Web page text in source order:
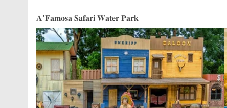
𝐀'𝐅𝐚𝐦𝐨𝐬𝐚 𝐒𝐚𝐟𝐚𝐫𝐢 𝐖𝐚𝐭𝐞𝐫 𝐏𝐚𝐫𝐤